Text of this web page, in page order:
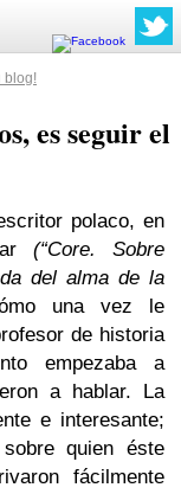
blog!
es seguir el
polaco, en
(“Core. Sobre
del alma de la
una vez le
de historia
empezaba a
a hablar. La
e interesante;
quien éste
fácilmente